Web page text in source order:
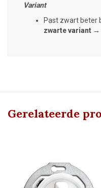
Variant
Past zwart beter
zwarte variant →
Gerelateerde